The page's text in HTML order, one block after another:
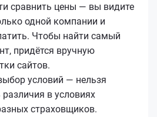
сравнить цены — вы видите
одной компании и
Чтобы найти самый
придётся вручную
сайтов.
условий — нельзя
в условиях
страховщиков.